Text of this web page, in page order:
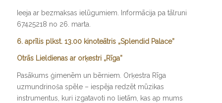
Ieeja ar bezmaksas ielūgumiem. Informācija pa tālruni
67425218 no 26. marta.
6. aprīlis plkst. 13.00 kinoteātris „Splendid Palace”
Otrās Lieldienas ar orķestri „Rīga”
Pasākums ģimenēm un bērniem. Orķestra Rīga
uzmundrinoša spēle – iespēja redzēt mūzikas
instrumentus, kuri izgatavoti no lietām, kas ap mums